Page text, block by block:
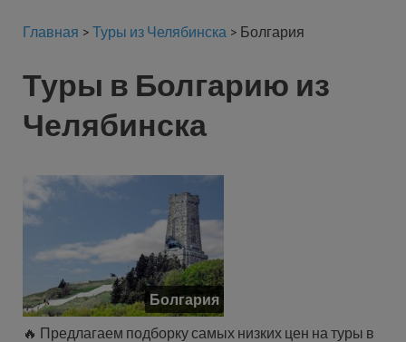
Главная > Туры из Челябинска > Болгария
Туры в Болгарию из
Челябинска
Болгария
🔥 Предлагаем подборку самых низких цен на туры в